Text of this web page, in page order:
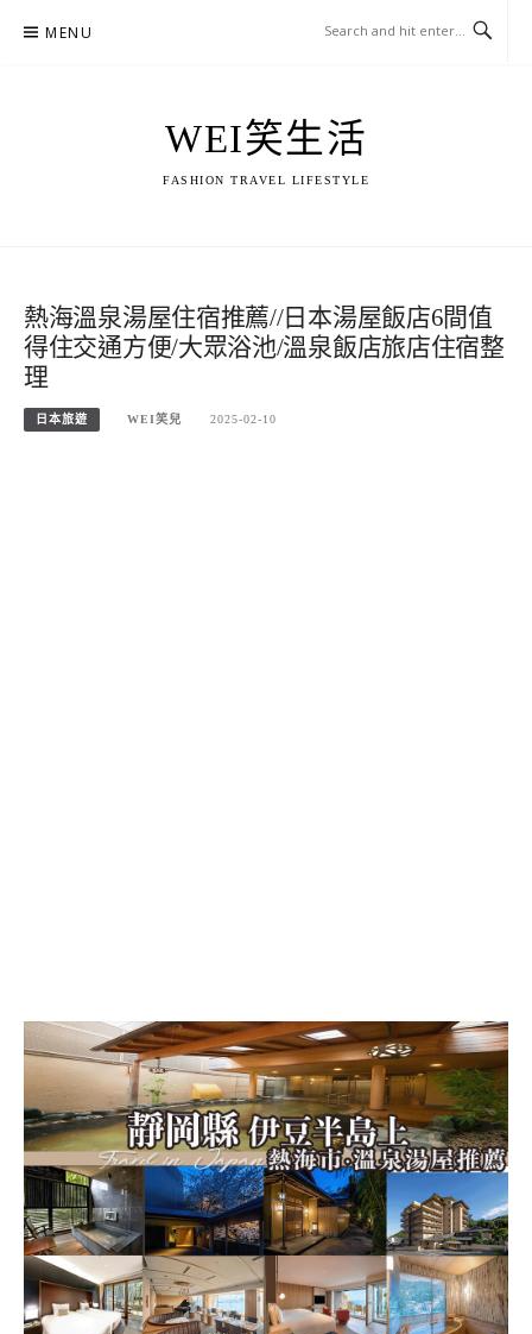
MENU
WEI笑生活
FASHION TRAVEL LIFESTYLE
熱海溫泉湯屋住宿推薦//日本湯屋飯店6間值
得住交通方便/大眾浴池/溫泉飯店旅店住宿整
理
日本旅遊 WEI笑兒 2025-02-10